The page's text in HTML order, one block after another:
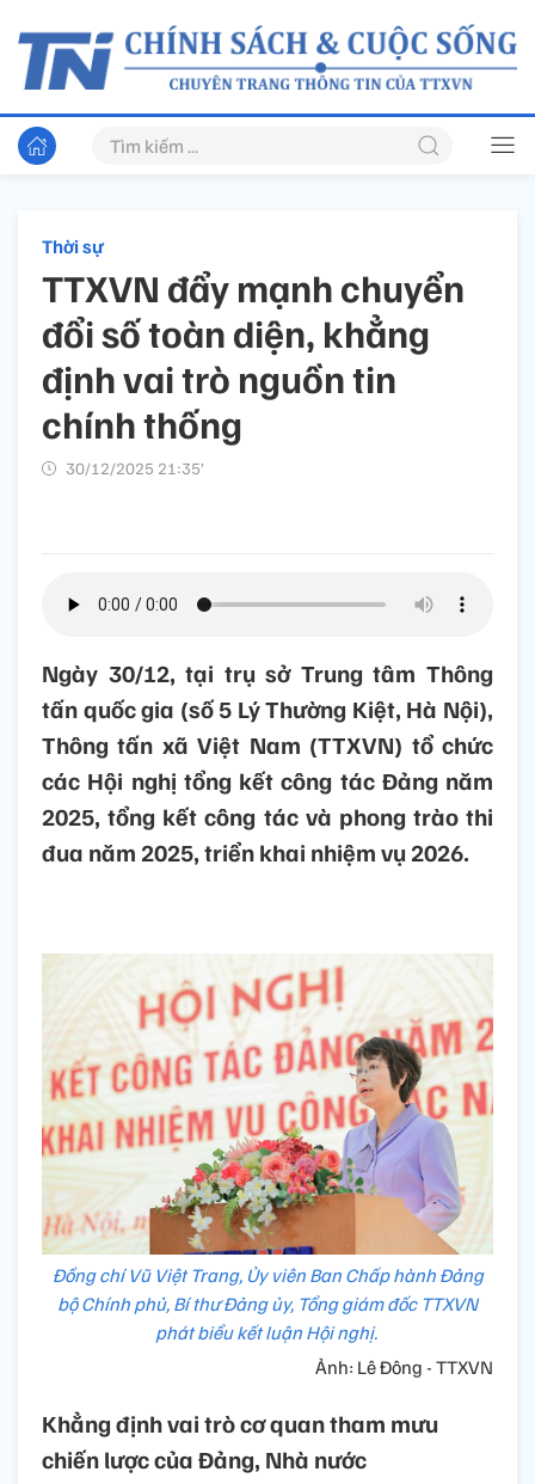
Thời sự
TTXVN đẩy mạnh chuyển
đổi số toàn diện, khẳng
định vai trò nguồn tin
chính thống
30/12/2025 21:35’
Ngày 30/12, tại trụ sở Trung tâm Thông
tấn quốc gia (số 5 Lý Thường Kiệt, Hà Nội),
Thông tấn xã Việt Nam (TTXVN) tổ chức
các Hội nghị tổng kết công tác Đảng năm
2025, tổng kết công tác và phong trào thi
đua năm 2025, triển khai nhiệm vụ 2026.
Đồng chí Vũ Việt Trang, Ủy viên Ban Chấp hành Đảng
bộ Chính phủ, Bí thư Đảng ủy, Tổng giám đốc TTXVN
phát biểu kết luận Hội nghị.
Ảnh: Lê Đông - TTXVN
Khẳng định vai trò cơ quan tham mưu
chiến lược của Đảng, Nhà nước